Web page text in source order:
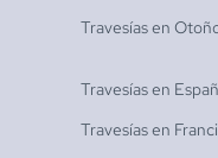
Travesías en
Travesías en
Travesías en